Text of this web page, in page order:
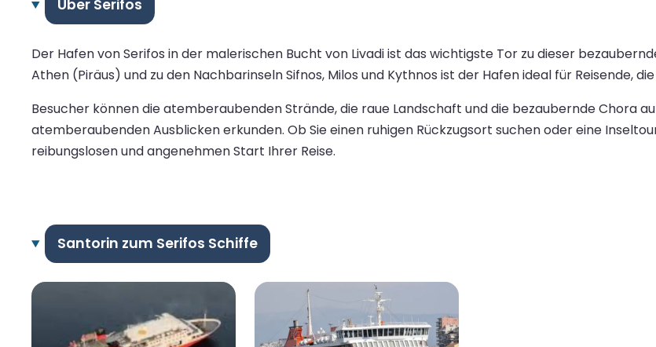
Über Serifos
Der Hafen von Serifos in der malerischen Bucht von Livadi ist das wichtigste Tor zu dieser
Athen (Piräus) und zu den Nachbarinseln Sifnos, Milos und Kythnos ist der Hafen ideal für Reisende,
Besucher können die atemberaubenden Strände, die raue Landschaft und die bezaubernde Chora
atemberaubenden Ausblicken erkunden. Ob Sie einen ruhigen Rückzugsort suchen oder eine
reibungslosen und angenehmen Start Ihrer Reise.
Santorin zum Serifos Schiffe